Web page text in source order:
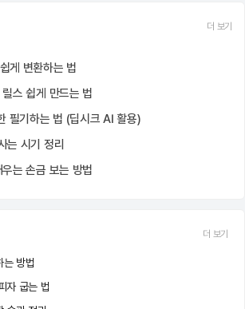
더 보기
게 변환하는 법
스 쉽게 만드는 법
필기하는 법 (딥시크 AI 활용)
는 시기 정리
는 손금 보는 방법
더 보기
는 방법
자 굽는 법